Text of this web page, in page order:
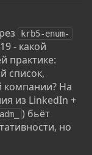
krb5-enum-
- какой
практике:
список,
компании? На
из LinkedIn +
adm_
) бьёт
но